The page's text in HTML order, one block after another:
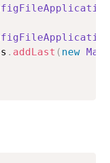
. addLast ( new